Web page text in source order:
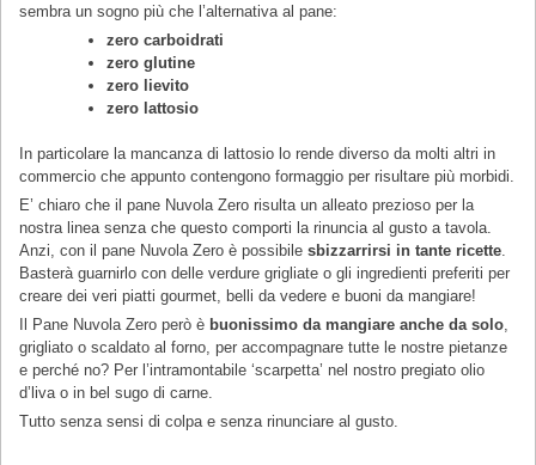
sembra un sogno più che l’alternativa al pane:
zero carboidrati
zero glutine
zero lievito
zero lattosio
In particolare la mancanza di lattosio lo rende diverso da molti altri in
commercio che appunto contengono formaggio per risultare più morbidi.
E’ chiaro che il pane Nuvola Zero risulta un alleato prezioso per la
nostra linea senza che questo comporti la rinuncia al gusto a tavola.
Anzi, con il pane Nuvola Zero è possibilesbizzarrirsi in tante ricette
Basterà guarnirlo con delle verdure grigliate o gli ingredienti preferiti per
creare dei veri piatti gourmet, belli da vedere e buoni da mangiare!
Il Pane Nuvola Zero però è buonissimo da mangiare anche da solo,
grigliato o scaldato al forno, per accompagnare tutte le nostre pietanze
e perché no? Per l’intramontabile ‘scarpetta’ nel nostro pregiato olio
d’liva o in bel sugo di carne.
Tutto senza sensi di colpa e senza rinunciare al gusto.